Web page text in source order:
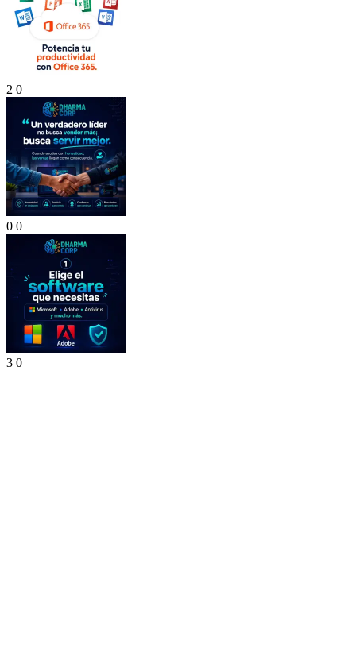
2 0
0 0
3 0